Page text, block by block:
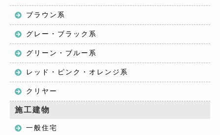
ブラウン系
グレー・ブラック系
グリーン・ブルー系
レッド・ピンク・オレンジ系
クリヤー
施工建物
一般住宅